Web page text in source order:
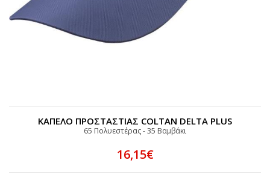
ΚΑΠΕΛΟ ΠΡΟΣΤΑΣΤΙΑΣ COLTAN DELTA PLUS
65 Πολυεστέρας - 35 Bαμβάκι
16,15€